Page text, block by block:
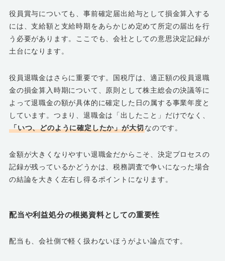
役員賞与についても、事前確定届出給与として損金算入する
には、支給額と支給時期をあらかじめ定めて所定の届出を行
う必要があります。ここでも、会社としての意思決定記録が
土台になります。
役員退職金はさらに重要です。国税庁は、適正額の役員退職
金の損金算入時期について、原則として株主総会の決議等に
よって退職金の額が具体的に確定した日の属する事業年度と
しています。つまり、退職金は「出したこと」だけでなく、
「いつ、どのように確定したか」が大切なのです。
金額が大きくなりやすい退職金だからこそ、決定プロセスの
記録が残っているかどうかは、税務調査で争いになった場合
の結論を大きく左右し得るポイントになります。
配当や利益処分の根拠資料としての重要性
配当も、会社側で軽く扱わないほうがよい論点です。